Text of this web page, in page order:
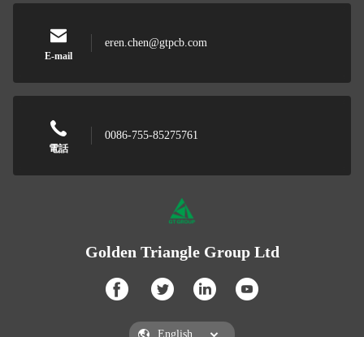
E-mail
eren.chen@gtpcb.com
電話
0086-755-85275761
Golden Triangle Group Ltd